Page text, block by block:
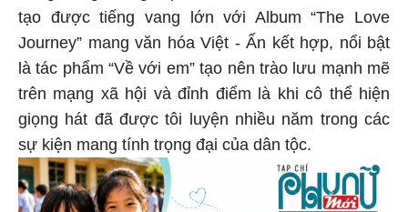
tạo được tiếng vang lớn với Album “The Love
Journey” mang văn hóa Việt - Ấn kết hợp, nổi bật
là tác phẩm “Về với em” tạo nên trào lưu mạnh mẽ
trên mạng xã hội và đỉnh điểm là khi cô thể hiện
giọng hát đã được tôi luyện nhiều năm trong các
sự kiện mang tính trọng đại của dân tộc.